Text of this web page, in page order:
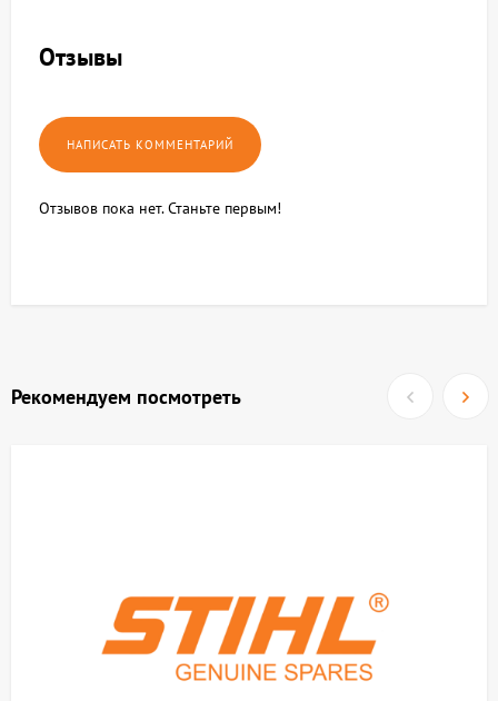
Отзывы
Отзывов пока нет. Станьте первым!
Рекомендуем посмотреть